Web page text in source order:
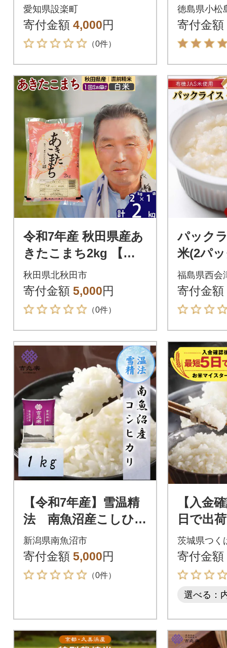
1」1kg 白米 お米 ご
はん
愛知県設楽町
寄付金額 4,000円
（0件）
白米 コ
g 特別
徳島県小松
寄付金額
令和7年産 秋田県産あ
きたこまち2kg 【白
米】《1回のみお届
け》|oomr-10101
秋田県北秋田市
寄付金額 5,000円
（0件）
パック
米(2パ
リ ご飯
常食
福島県西会
寄付金額
【令和7年産】雪温精
法 南魚沼産こしひか
り 精米 1kg
新潟県南魚沼市
寄付金額 5,000円
（0件）
【入金
日で出
コシヒ
五つ星
ー監修
茨城県つく
寄付金額
選べる：